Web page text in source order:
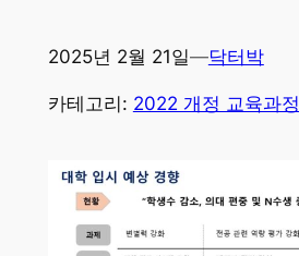
2025년 2월 21일—닥터박
카테고리: 2022 개정 교육과정